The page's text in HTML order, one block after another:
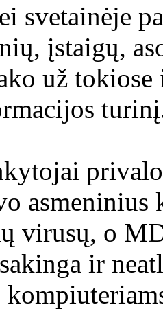
svetainėje
įstaigų,
už tokiose
virusų, o
ir